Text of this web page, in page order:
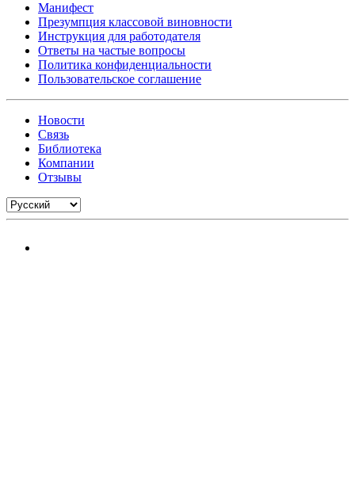
Манифест
Презумпция классовой виновности
Инструкция для работодателя
Ответы на частые вопросы
Политика конфиденциальности
Пользовательское соглашение
Новости
Связь
Библиотека
Компании
Отзывы